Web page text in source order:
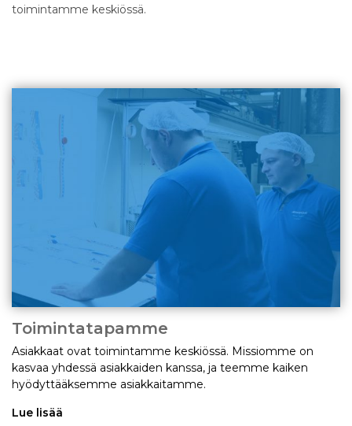
toimintamme keskiössä.
Toimintatapamme
Asiakkaat ovat toimintamme keskiössä. Missiomme on
kasvaa yhdessä asiakkaiden kanssa, ja teemme kaiken
hyödyttääksemme asiakkaitamme.
Lue lisää